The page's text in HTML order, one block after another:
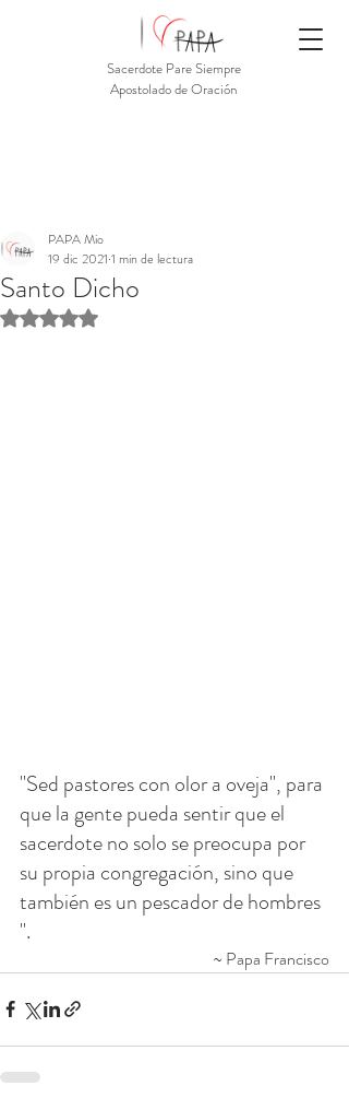
Sacerdote Pare Siempre
Apostolado de Oración
Santo Dicho
PAPA Mio
19 dic 2021 1 min de lectura
Obtuvo NaN de 5 estrellas.
"Sed pastores con olor a oveja", para
que la gente pueda sentir que el
sacerdote no solo se preocupa por
su propia congregación, sino que
también es un pescador de hombres
".
~ Papa Francisco